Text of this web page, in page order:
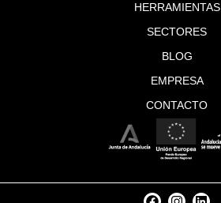
HERRAMIENTAS
SECTORES
BLOG
EMPRESA
CONTACTO
F I L